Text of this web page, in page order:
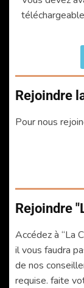
Rejoindre
Pour nous
Rejoindre
Accédez à “La
il vous faudra
de nos
requise. faite